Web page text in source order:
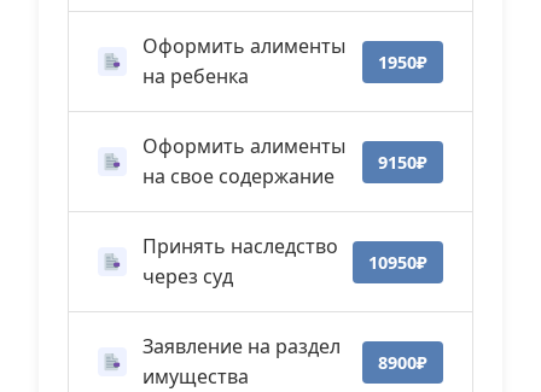
Оформить алименты
на ребенка
1950₽
Оформить алименты
на свое содержание
9150₽
Принять наследство
через суд
10950₽
Заявление на раздел
имущества
8900₽